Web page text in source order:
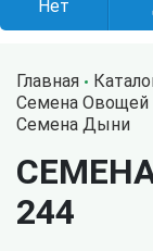
Главная
Семена Овощей
Семена Дыни
244
Нет